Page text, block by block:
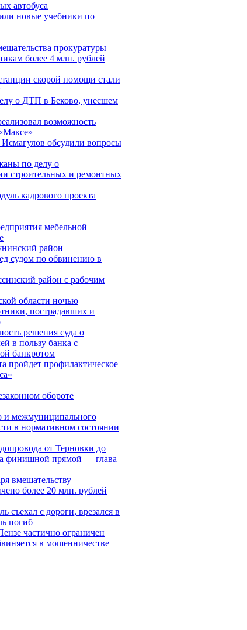
автобуса
новые учебники по
прокуратуры
более 4 млн. рублей
скорой помощи стали
о ДТП в Беково, унесшем
возможность
обсудили вопросы
по делу о
строительных и ремонтных
кадрового проекта
мебельной
район
судом по обвинению в
район с рабочим
области ночью
пострадавших и
решения суда о
в пользу банка с
банкротом
пройдет профилактическое
обороте
и межмуниципального
в нормативном состоянии
от Терновки до
финишной прямой — глава
вмешательству
более 20 млн. рублей
съехал с дороги, врезался в
погиб
частично ограничен
в мошенничестве